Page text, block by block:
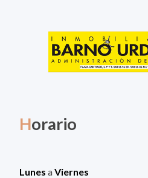
Horario
Lunes aViernes